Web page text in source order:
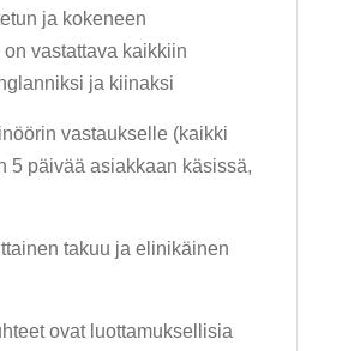
ja kokeneen
vastattava kaikkiin
ja kiinaksi
vastaukselle (kaikki
5 päivää asiakkaan käsissä,
takuu ja elinikäinen
ovat luottamuksellisia